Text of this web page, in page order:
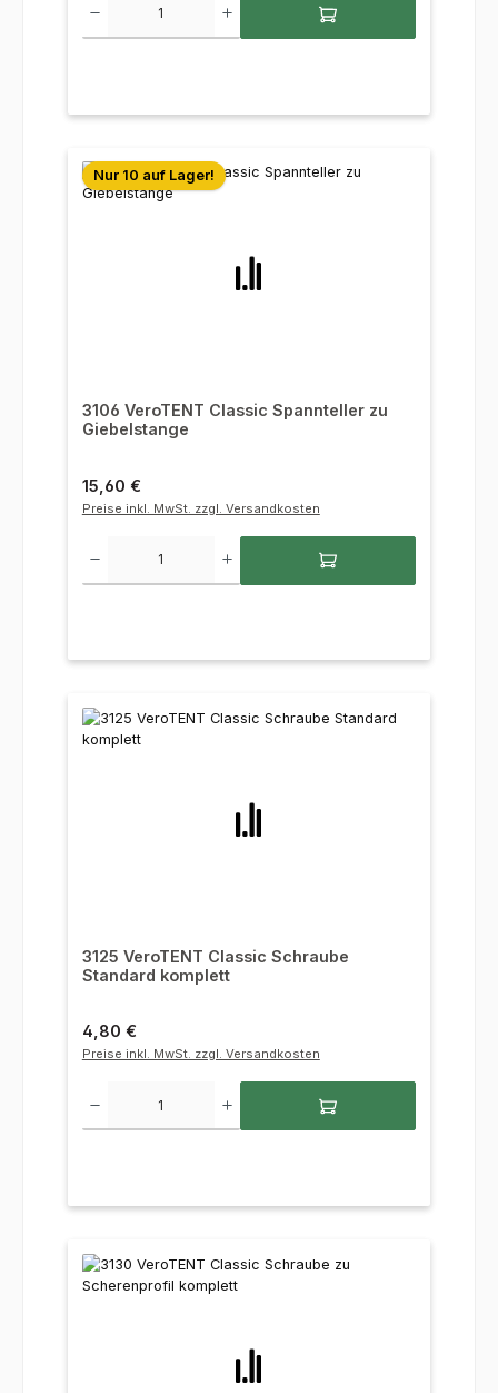
Nur 10 auf Lager!
3106 VeroTENT Classic Spannteller zu
Giebelstange
Regulärer Preis:
15,60 €
Preise inkl. MwSt. zzgl. Versandkosten
3125 VeroTENT Classic Schraube
Standard komplett
Regulärer Preis:
4,80 €
Preise inkl. MwSt. zzgl. Versandkosten